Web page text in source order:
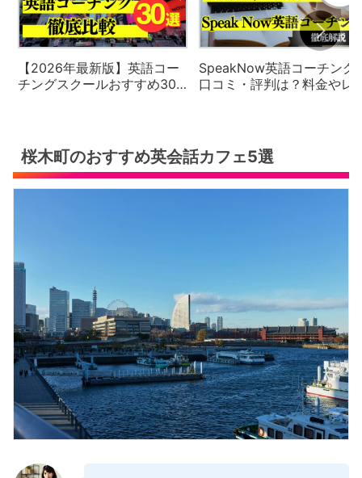
【2026年最新版】英語コー
チングスクールおすすめ30
SpeakNow英語コーチング
口コミ・評判は？料金やレ
桜木町のおすすめ英会話カフェ5選